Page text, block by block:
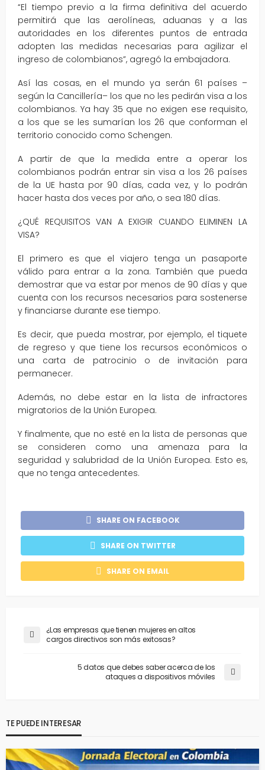
“El tiempo previo a la firma definitiva del acuerdo
permitirá que las aerolíneas, aduanas y a las
autoridades en los diferentes puntos de entrada
adopten las medidas necesarias para agilizar el
ingreso de colombianos”, agregó la embajadora.
Así las cosas, en el mundo ya serán 61 países –
según la Cancillería– los que no les pedirán visa a los
colombianos. Ya hay 35 que no exigen ese requisito,
a los que se les sumarían los 26 que conforman el
territorio conocido como Schengen.
A partir de que la medida entre a operar los
colombianos podrán entrar sin visa a los 26 países
de la UE hasta por 90 días, cada vez, y lo podrán
hacer hasta dos veces por año, o sea 180 días.
¿QUÉ REQUISITOS VAN A EXIGIR CUANDO ELIMINEN LA
VISA?
El primero es que el viajero tenga un pasaporte
válido para entrar a la zona. También que pueda
demostrar que va estar por menos de 90 días y que
cuenta con los recursos necesarios para sostenerse
y financiarse durante ese tiempo.
Es decir, que pueda mostrar, por ejemplo, el tiquete
de regreso y que tiene los recursos económicos o
una carta de patrocinio o de invitación para
permanecer.
Además, no debe estar en la lista de infractores
migratorios de la Unión Europea.
Y finalmente, que no esté en la lista de personas que
se consideren como una amenaza para la
seguridad y salubridad de la Unión Europea. Esto es,
que no tenga antecedentes.
SHARE ON FACEBOOK
SHARE ON TWITTER
SHARE ON EMAIL
¿Las empresas que tienen mujeres en altos
cargos directivos son más exitosas?
5 datos que debes saber acerca de los
ataques a dispositivos móviles
TE PUEDE INTERESAR